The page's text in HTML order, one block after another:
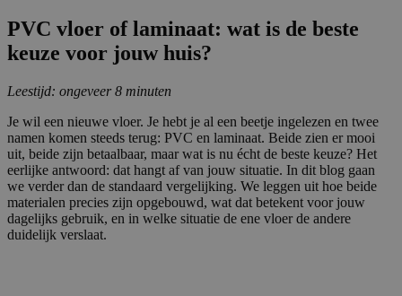
PVC vloer of laminaat: wat is de beste
keuze voor jouw huis?
Leestijd: ongeveer 8 minuten
Je wil een nieuwe vloer. Je hebt je al een beetje ingelezen en twee
namen komen steeds terug: PVC en laminaat. Beide zien er mooi
uit, beide zijn betaalbaar, maar wat is nu écht de beste keuze? Het
eerlijke antwoord: dat hangt af van jouw situatie. In dit blog gaan
we verder dan de standaard vergelijking. We leggen uit hoe beide
materialen precies zijn opgebouwd, wat dat betekent voor jouw
dagelijks gebruik, en in welke situatie de ene vloer de andere
duidelijk verslaat.